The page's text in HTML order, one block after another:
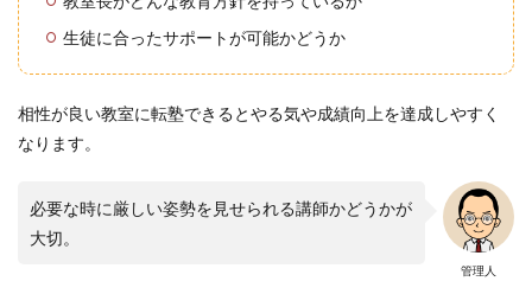
生徒に合ったサポートが可能かどうか
相性が良い教室に転塾できるとやる気や成績向上を達成しやすく
なります。
管理人
必要な時に厳しい姿勢を見せられる講師かどうかが
大切。